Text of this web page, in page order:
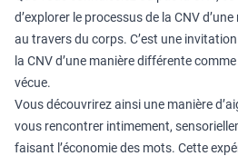
d’explorer le processus de la CNV
au travers du corps. C’est une
la CNV d’une manière différente
vécue.
Vous découvrirez ainsi une manière
vous rencontrer intimement,
faisant l’économie des mots. Cette